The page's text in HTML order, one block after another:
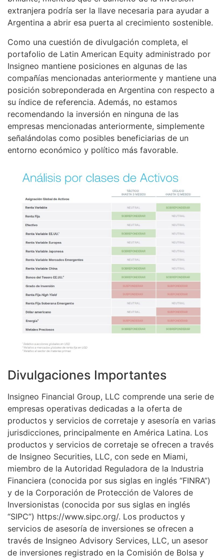
extranjera podría ser la llave necesaria para ayudar a
Argentina a abrir esa puerta al crecimiento sostenible.
Como una cuestión de divulgación completa, el
portafolio de Latin American Equity administrado por
Insigneo mantiene posiciones en algunas de las
compañías mencionadas anteriormente y mantiene una
posición sobreponderada en Argentina con respecto a
su índice de referencia. Además, no estamos
recomendando la inversión en ninguna de las
empresas mencionadas anteriormente, simplemente
señalándolas como posibles beneficiarias de un
entorno económico y político más favorable.
Divulgaciones Importantes
Insigneo Financial Group, LLC comprende una serie de
empresas operativas dedicadas a la oferta de
productos y servicios de corretaje y asesoría en varias
jurisdicciones, principalmente en América Latina. Los
productos y servicios de corretaje se ofrecen a través
de Insigneo Securities, LLC, con sede en Miami,
miembro de la Autoridad Reguladora de la Industria
Financiera (conocida por sus siglas en inglés “FINRA”)
y de la Corporación de Protección de Valores de
Inversionistas (conocida por sus siglas en inglés
“SIPC”) https://www.sipc.org/. Los productos y
servicios de asesoría de inversiones se ofrecen a
través de Insigneo Advisory Services, LLC, un asesor
de inversiones registrado en la Comisión de Bolsa y